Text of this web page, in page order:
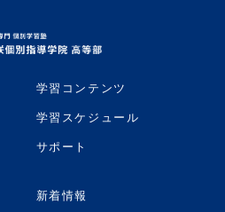
学習コンテンツ
学習スケジュール
サポート
新着情報